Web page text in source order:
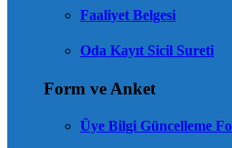
Faaliyet Belgesi
Oda Kayıt Sicil Sureti
Form ve Anket
Üye Bilgi Güncelleme